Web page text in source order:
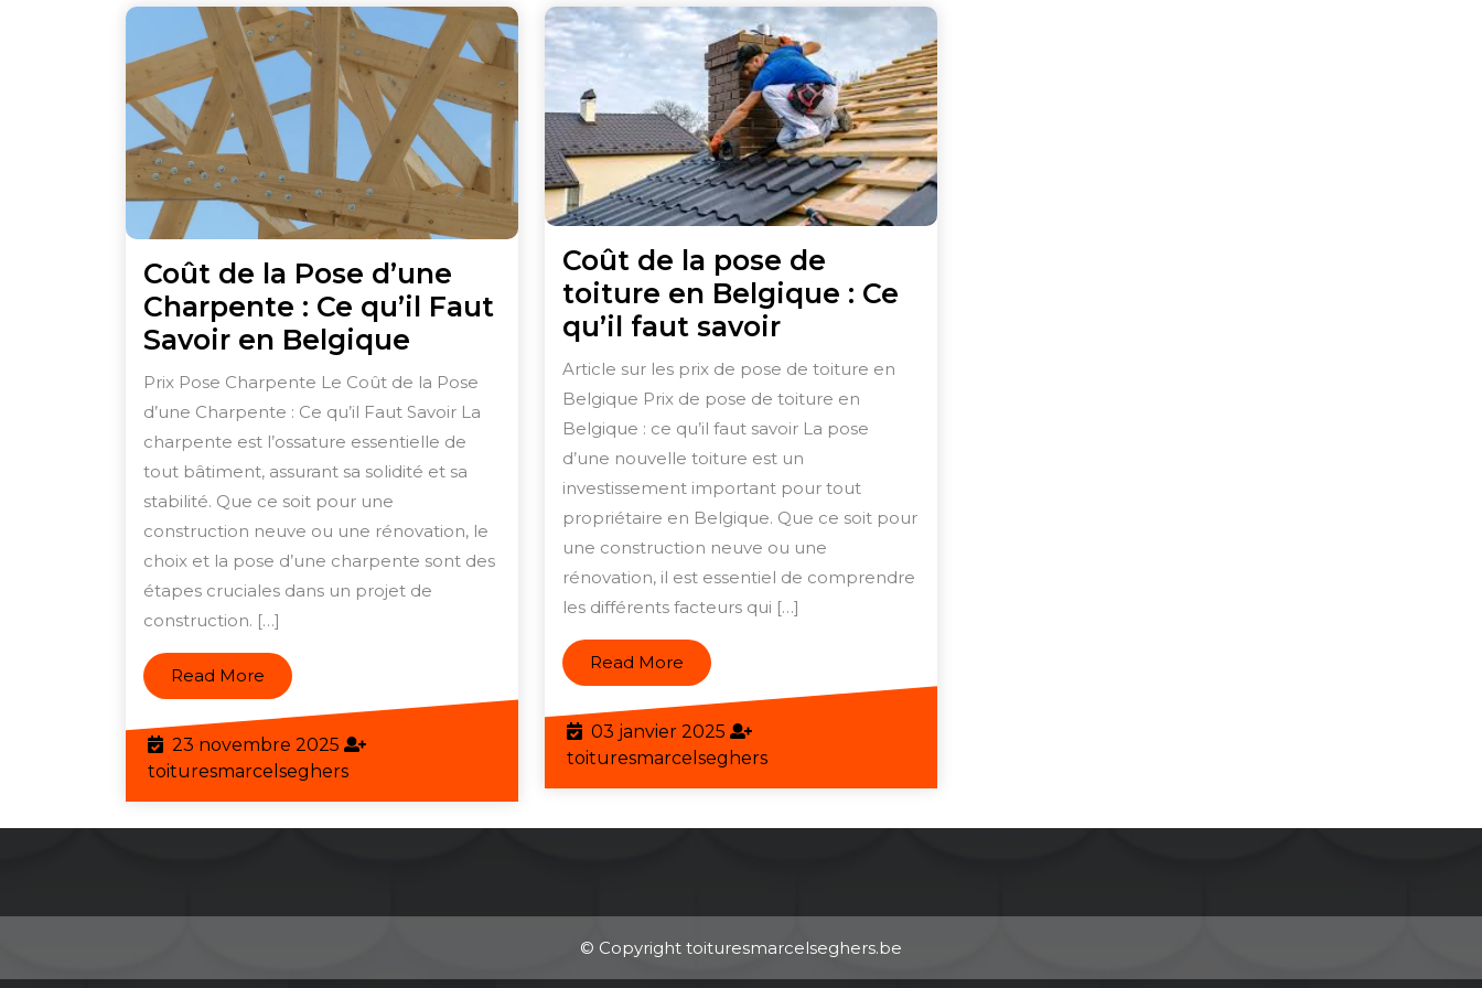
Coût de la Pose d’une
Charpente : Ce qu’il Faut
Savoir en Belgique
de
la
Pose
d’une
:
Ce
qu’il
en
Prix Pose Charpente Le Coût de la Pose
d’une Charpente : Ce qu’il Faut Savoir La
charpente est l’ossature essentielle de
tout bâtiment, assurant sa solidité et sa
stabilité. Que ce soit pour une
construction neuve ou une rénovation, le
choix et la pose d’une charpente sont des
étapes cruciales dans un projet de
construction. […]
Read More Read
More
23 novembre 2025 23
novembre
2025
toituresmarcelsegherstoituresmarcelseghers
Coût de la pose de
toiture en Belgique : Ce
qu’il faut savoirCoût
de
la
pose
de
toiture
en
Belgique
:
Ce
faut
Article sur les prix de pose de toiture en
Belgique Prix de pose de toiture en
Belgique : ce qu’il faut savoir La pose
d’une nouvelle toiture est un
investissement important pour tout
propriétaire en Belgique. Que ce soit pour
une construction neuve ou une
rénovation, il est essentiel de comprendre
les différents facteurs qui […]
Read More Read
More
03 janvier 2025 03
janvier
2025
toituresmarcelsegherstoituresmarcelseghers
© Copyright toituresmarcelseghers.be